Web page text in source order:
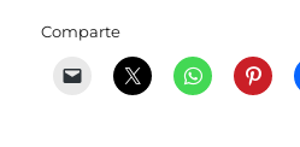
Comparte